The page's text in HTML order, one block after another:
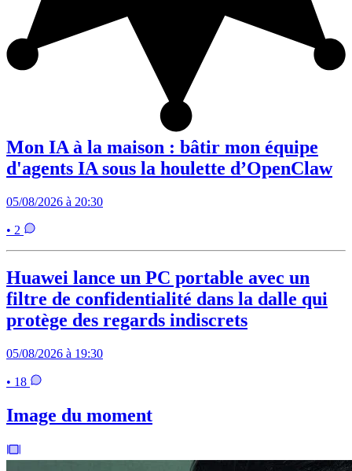
Mon IA à la maison : bâtir mon équipe
d'agents IA sous la houlette d’OpenClaw
05/08/2026 à 20:30
• 2
Huawei lance un PC portable avec un
filtre de confidentialité dans la dalle qui
protège des regards indiscrets
05/08/2026 à 19:30
• 18
Image du moment